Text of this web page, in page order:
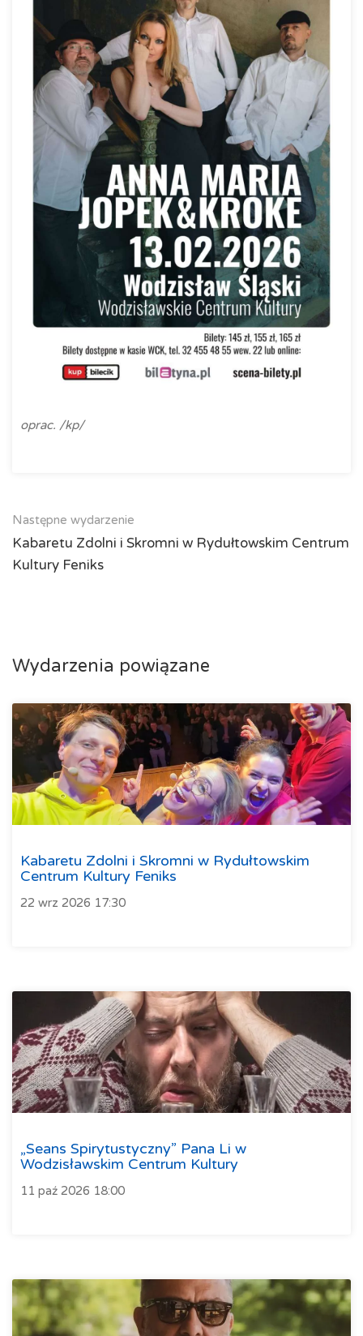
oprac. /kp/
Następne wydarzenie
Kabaretu Zdolni i Skromni w Rydułtowskim Centrum
Kultury Feniks
Wydarzenia powiązane
Kabaretu Zdolni i Skromni w Rydułtowskim
Centrum Kultury Feniks
22 wrz 2026 17:30
„Seans Spirytustyczny” Pana Li w
Wodzisławskim Centrum Kultury
11 paź 2026 18:00